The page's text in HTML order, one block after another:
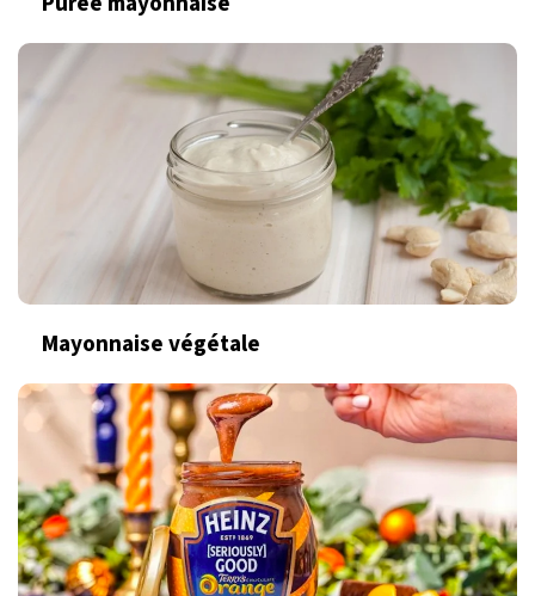
Mayonnaise végétale